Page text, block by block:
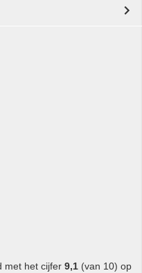
met het cijfer 9,1 (van 10) op